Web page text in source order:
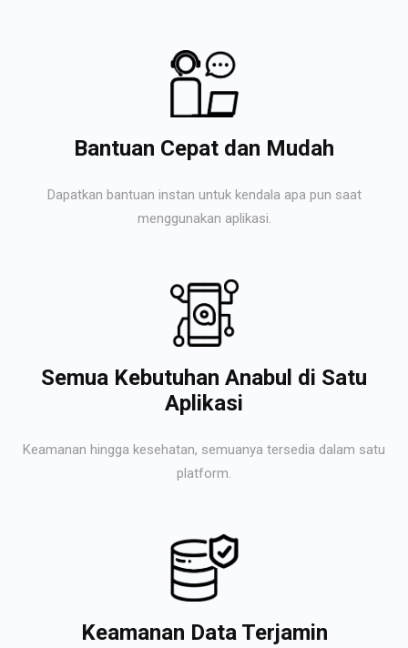
Bantuan Cepat dan Mudah
Dapatkan bantuan instan untuk kendala apa pun saat
menggunakan aplikasi.
Semua Kebutuhan Anabul di Satu
Aplikasi
Keamanan hingga kesehatan, semuanya tersedia dalam satu
platform.
Keamanan Data Terjamin